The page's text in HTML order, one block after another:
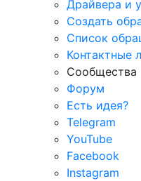
Драйвера и
Создать
Список
Контактные
Сообщества
Форум
Есть идея?
Telegram
YouTube
Facebook
Instagram